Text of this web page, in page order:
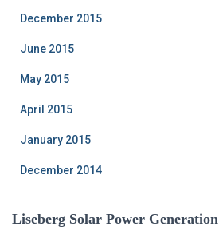
December 2015
June 2015
May 2015
April 2015
January 2015
December 2014
Liseberg Solar Power Generation